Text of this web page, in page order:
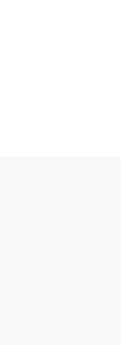
フトウェアによる
画面上のユーザーガイ